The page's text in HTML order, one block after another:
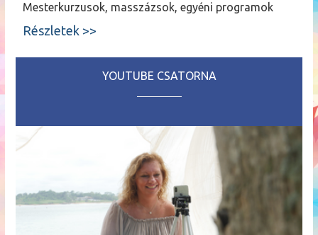
Mesterkurzusok, masszázsok, egyéni programok
Részletek >>
YOUTUBE CSATORNA